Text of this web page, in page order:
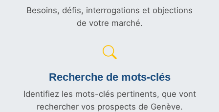
Besoins, défis, interrogations et objections
de votre marché.
Recherche de mots-clés
Identifiez les mots-clés pertinents, que vont
rechercher vos prospects de Genève.